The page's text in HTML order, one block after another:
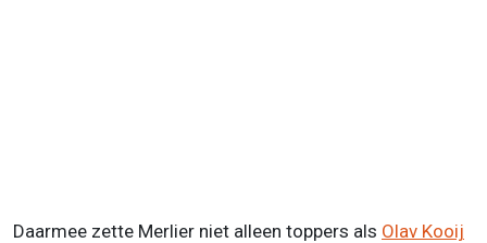
Daarmee zette Merlier niet alleen toppers als Olav Kooij